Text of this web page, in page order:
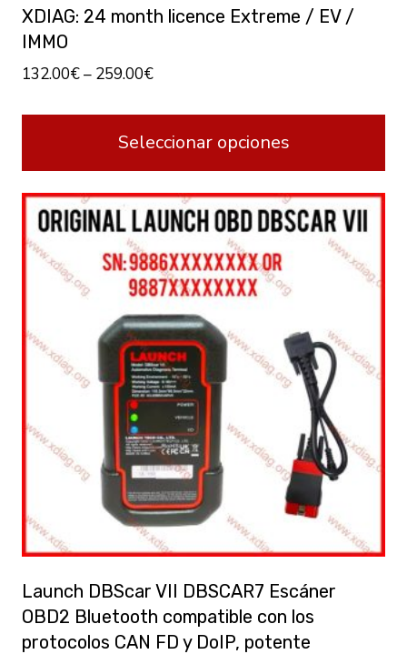
XDIAG: 24 month licence Extreme / EV /
IMMO
132.00€– 259.00€
Seleccionar opciones
product
has
multiple
variants.
The
options
chosen
product
page
Launch DBScar VII DBSCAR7 Escáner
OBD2 Bluetooth compatible con los
protocolos CAN FD y DoIP, potente